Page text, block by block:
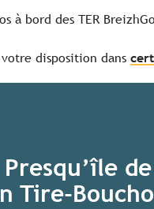
à bord des TER
disposition dans
Tire-